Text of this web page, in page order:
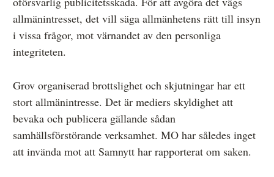
allmänintresset, det vill säga allmänhetens rätt till insyn
i vissa frågor, mot värnandet av den personliga
integriteten.
Grov organiserad brottslighet och skjutningar har ett
stort allmänintresse. Det är mediers skyldighet att
bevaka och publicera gällande sådan
samhällsförstörande verksamhet. MO har således inget
att invända mot att Samnytt har rapporterat om saken.